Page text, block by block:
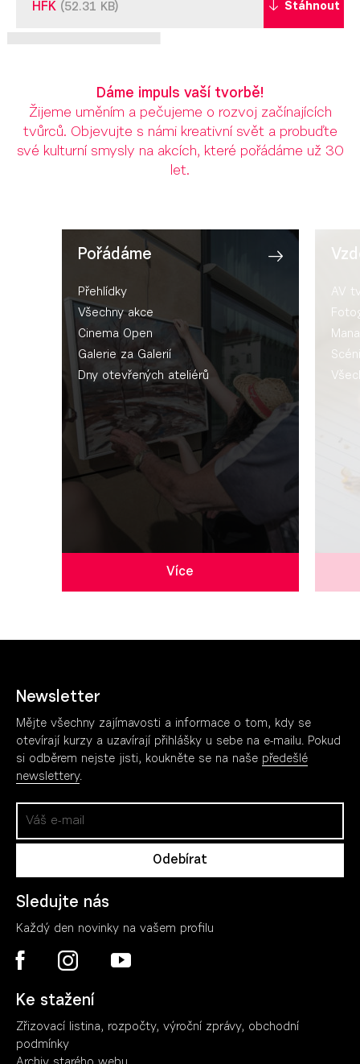
HFK (52.31 KB) Stáhnout
Dáme impuls vaší tvorbě!
Žijeme uměním a pečujeme o rozvoj začínajících
tvůrců. Objevujte s námi kreativní svět a probuďte
své kulturní smysly na akcích, které pořádáme už 30
let.
Pořádáme
Přehlídky
Všechny akce
Cinema Open
Galerie za Galerií
Dny otevřených ateliérů
Více
AV
Newsletter
Mějte všechny zajímavosti a informace o tom, kdy se
otevírají kurzy a uzavírají přihlášky u sebe na e-mailu. Pokud
si odběrem nejste jisti, koukněte se na naše předešlé
newslettery.
Sledujte nás
Každý den novinky na vašem profilu
Ke stažení
Zřizovací listina, rozpočty, výroční zprávy, obchodní
podmínky